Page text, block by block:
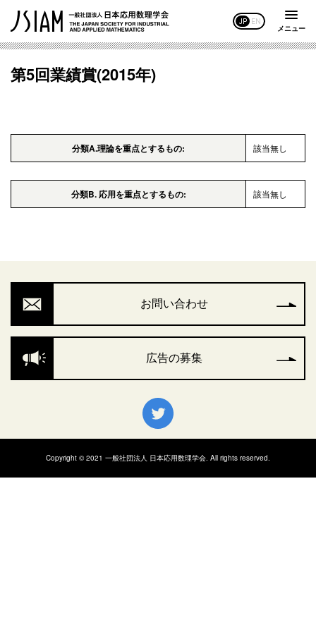
JP EN
メニュー
第5回業績賞(2015年)
分類A.理論を重点とするもの: 該当無し
分類B. 応用を重点とするもの: 該当無し
お問い合わせ
広告の募集
Copyright © 2021 一般社団法人 日本応用数理学会. All rights reserved.